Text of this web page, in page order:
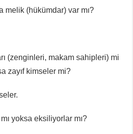
melik (hükümdar) var mı?
(zenginleri, makam sahipleri) mi
zayıf kimseler mi?
yoksa eksiliyorlar mı?